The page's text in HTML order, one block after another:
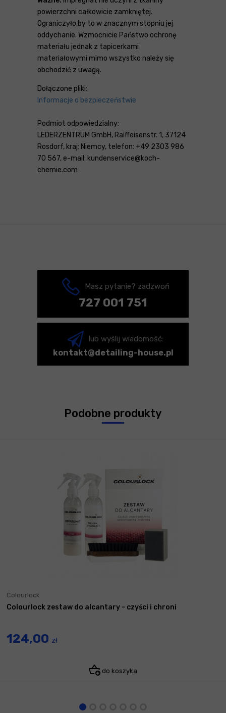
powierzchni całkowicie zamkniętej.
Ograniczyło by to w znacznym stopniu jej
oddychanie. Wzmocnicie Państwo ochronę
materiału jednak z tapicerkami
materiałowymi mimo wszystko należy się
obchodzić z uwagą.
Dołączone pliki:
Informacje o bezpieczeństwie
Podmiot odpowiedzialny:
LEDERZENTRUM GmbH, Raiffeisenstr. 1, 37124
Rosdorf, kraj: Niemcy, telefon: +49 2303 986
70 567, e-mail: kundenservice@koch-
chemie.com
Masz pytanie? zadzwoń
727 001 751
lub wyślij wiadomość:
kontakt@detailing-house.pl
Podobne produkty
Colourlock
Colourlock zestaw do alcantary - czyści i chroni
124,00 zł
do koszyka